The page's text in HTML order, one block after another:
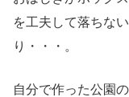
を工夫して落ちな
り・・・。
自分で作った公園